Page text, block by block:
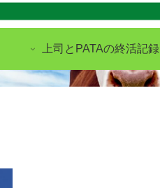
上司とPATAの終活記録